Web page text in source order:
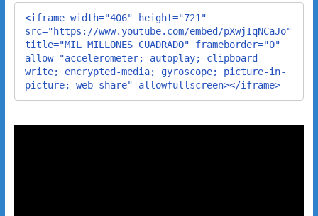
<iframe width="406" height="721"
src="https://www.youtube.com/embed/pXwjIqNCaJo"
title="MIL MILLONES CUADRADO" frameborder="0"
allow="accelerometer; autoplay; clipboard-
write; encrypted-media; gyroscope; picture-in-
picture; web-share" allowfullscreen></iframe>